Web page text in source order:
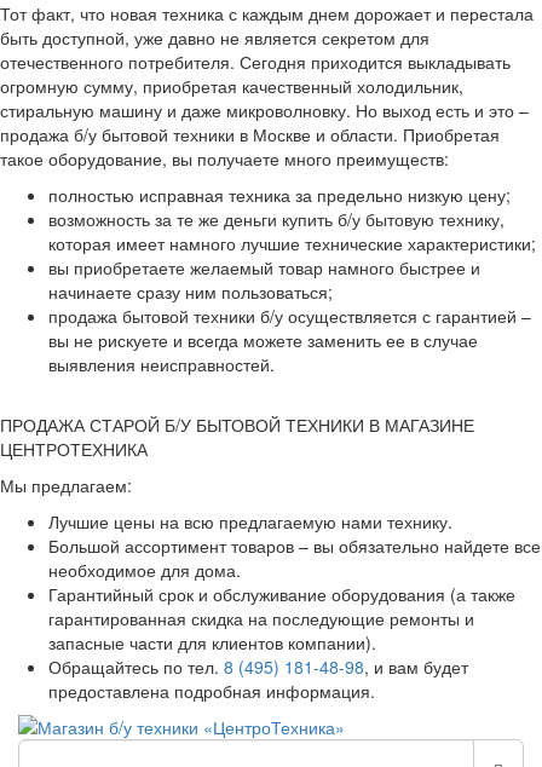
Тот факт, что новая техника с каждым днем дорожает и перестала
быть доступной, уже давно не является секретом для
отечественного потребителя. Сегодня приходится выкладывать
огромную сумму, приобретая качественный холодильник,
стиральную машину и даже микроволновку. Но выход есть и это –
продажа б/у бытовой техники в Москве и области. Приобретая
такое оборудование, вы получаете много преимуществ:
полностью исправная техника за предельно низкую цену;
возможность за те же деньги купить б/у бытовую технику,
которая имеет намного лучшие технические характеристики;
вы приобретаете желаемый товар намного быстрее и
начинаете сразу ним пользоваться;
продажа бытовой техники б/у осуществляется с гарантией –
вы не рискуете и всегда можете заменить ее в случае
выявления неисправностей.
ПРОДАЖА СТАРОЙ Б/У БЫТОВОЙ ТЕХНИКИ В МАГАЗИНЕ
ЦЕНТРОТЕХНИКА
Мы предлагаем:
Лучшие цены на всю предлагаемую нами технику.
Большой ассортимент товаров – вы обязательно найдете все
необходимое для дома.
Гарантийный срок и обслуживание оборудования (а также
гарантированная скидка на последующие ремонты и
запасные части для клиентов компании).
Обращайтесь по тел. 8 (495) 181-48-98, и вам будет
предоставлена подробная информация.